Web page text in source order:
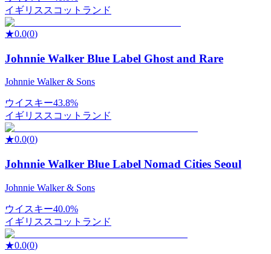
イギリス スコットランド
★0.0(0)
Johnnie Walker Blue Label Ghost and Rare
Johnnie Walker & Sons
ウイスキー43.8%
イギリス スコットランド
★0.0(0)
Johnnie Walker Blue Label Nomad Cities Seoul
Johnnie Walker & Sons
ウイスキー40.0%
イギリス スコットランド
★0.0(0)